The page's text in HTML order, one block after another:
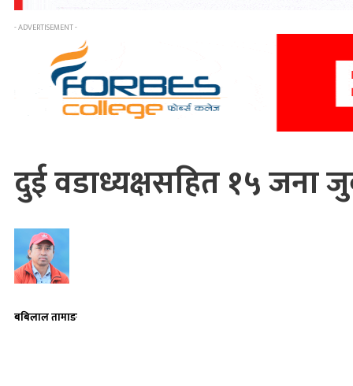
- ADVERTISEMENT -
दुई वडाध्यक्षसहित १५ जना
बबिलाल तामाङ